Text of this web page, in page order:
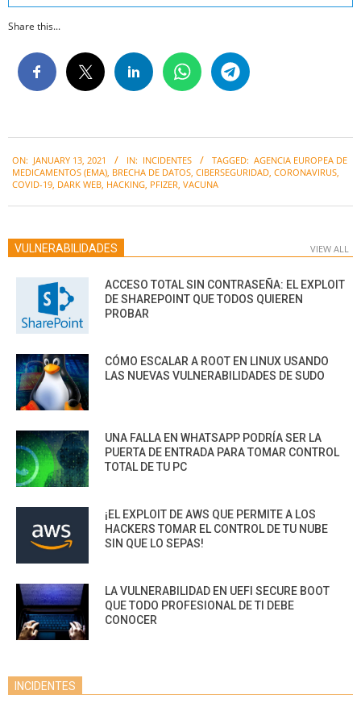
Share this...
01-
13
ON: JANUARY 13, 2021 IN: INCIDENTES TAGGED: AGENCIA EUROPEA DE
MEDICAMENTOS (EMA) BRECHA DE DATOS CIBERSEGURIDAD CORONAVIRUS
COVID-19 DARK WEB HACKING PFIZER VACUNA
VULNERABILIDADES VIEW ALL
ACCESO TOTAL SIN CONTRASEÑA: EL EXPLOIT
DE SHAREPOINT QUE TODOS QUIEREN
PROBAR
CÓMO ESCALAR A ROOT EN LINUX USANDO
LAS NUEVAS VULNERABILIDADES DE SUDO
UNA FALLA EN WHATSAPP PODRÍA SER LA
PUERTA DE ENTRADA PARA TOMAR CONTROL
TOTAL DE TU PC
¡EL EXPLOIT DE AWS QUE PERMITE A LOS
HACKERS TOMAR EL CONTROL DE TU NUBE
SIN QUE LO SEPAS!
LA VULNERABILIDAD EN UEFI SECURE BOOT
QUE TODO PROFESIONAL DE TI DEBE
CONOCER
INCIDENTES